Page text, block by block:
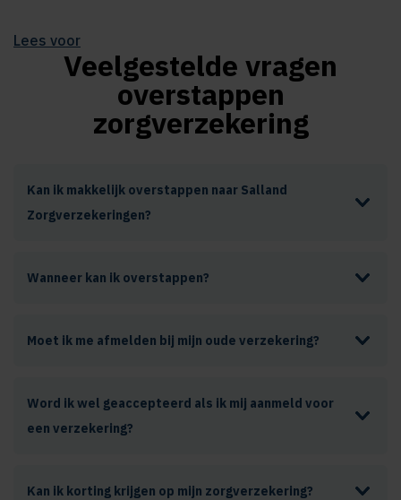
Lees voor
Veelgestelde vragen
overstappen
zorgverzekering
Kan ik makkelijk overstappen naar Salland
Zorgverzekeringen?
Wanneer kan ik overstappen?
Moet ik me afmelden bij mijn oude verzekering?
Word ik wel geaccepteerd als ik mij aanmeld voor
een verzekering?
Kan ik korting krijgen op mijn zorgverzekering?